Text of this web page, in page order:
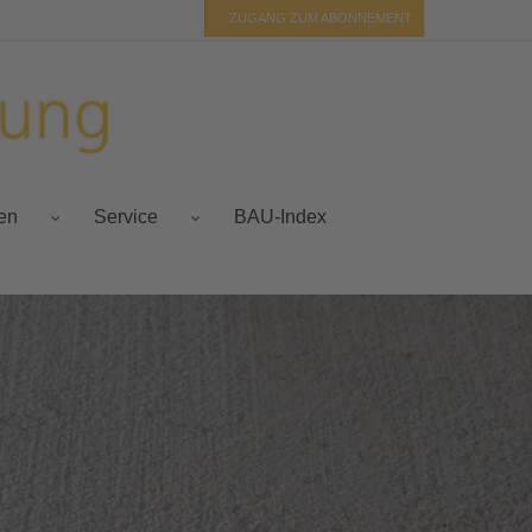
ZUGANG ZUM ABONNEMENT
Service BAU-Index